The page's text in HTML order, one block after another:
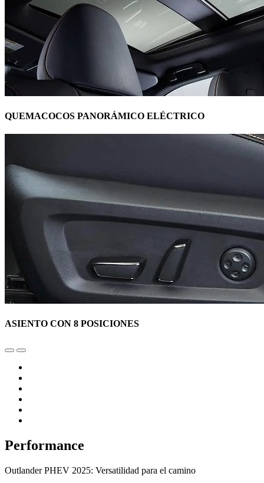
QUEMACOCOS PANORÁMICO ELÉCTRICO
ASIENTO CON 8 POSICIONES
Performance
Outlander PHEV 2025: Versatilidad para el camino